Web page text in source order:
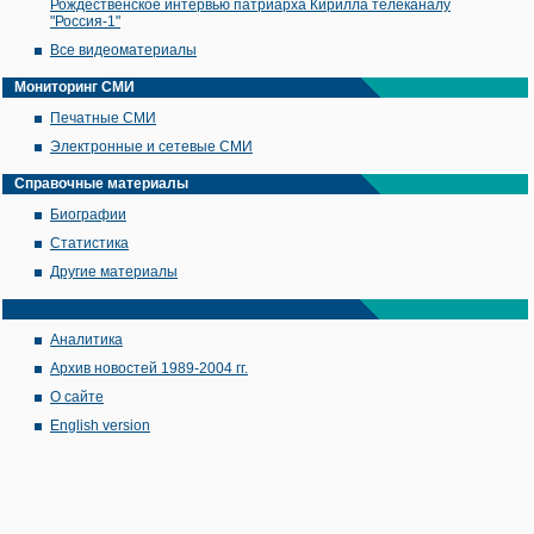
Рождественское интервью патриарха Кирилла телеканалу
"Россия-1"
Все видеоматериалы
Мониторинг СМИ
Печатные СМИ
Электронные и сетевые СМИ
Справочные материалы
Биографии
Статистика
Другие материалы
Аналитика
Архив новостей 1989-2004 гг.
О сайте
English version